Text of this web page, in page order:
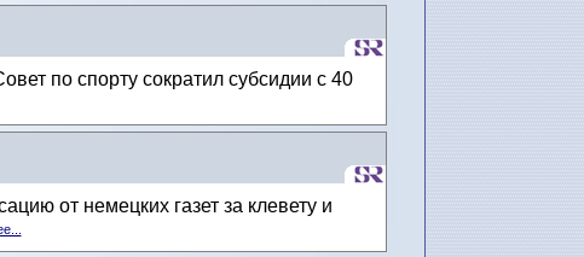
по спорту сократил субсидии с 40
от немецких газет за клевету и